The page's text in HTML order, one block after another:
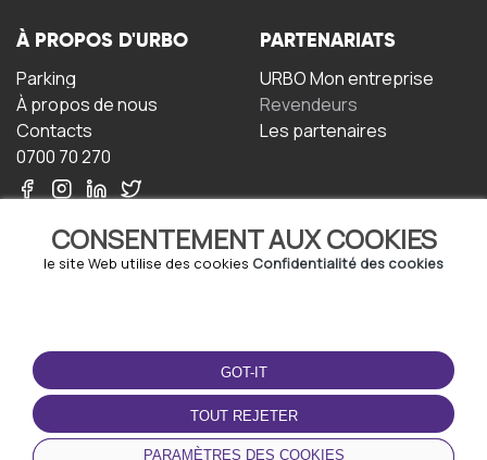
CONSENTEMENT AUX COOKIES
le site Web utilise des cookies Confidentialité des cookies
GOT-IT
TOUT REJETER
PARAMÈTRES DES COOKIES
À PROPOS D'URBO
Parking
À propos de nous
Contacts
0700 70 270
PARTENARIATS
URBO Mon entreprise
Revendeurs
Les partenaires
TERMS-OF-USE
Termes et conditions
Politique de confidentialité
Politique relative aux
cookies
TÉLÉCHARGEZ
L'APPLICATION